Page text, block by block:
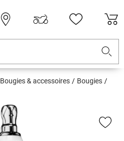
Bougies & accessoires
Bougies